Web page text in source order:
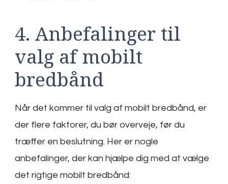
4. Anbefalinger til
valg af mobilt
bredbånd
Når det kommer til valg af mobilt bredbånd, er
der flere faktorer, du bør overveje, før du
træffer en beslutning. Her er nogle
anbefalinger, der kan hjælpe dig med at vælge
det rigtige mobilt bredbånd: